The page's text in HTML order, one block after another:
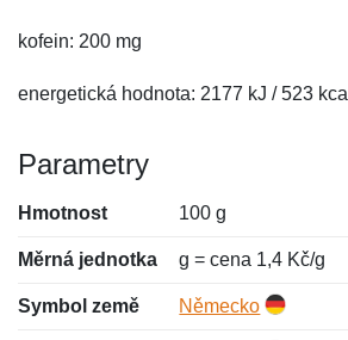
kofein: 200 mg
energetická hodnota: 2177 kJ / 523 kcal
Parametry
Hmotnost 100 g
Měrná jednotka g = cena 1,4 Kč/g
Symbol země Německo